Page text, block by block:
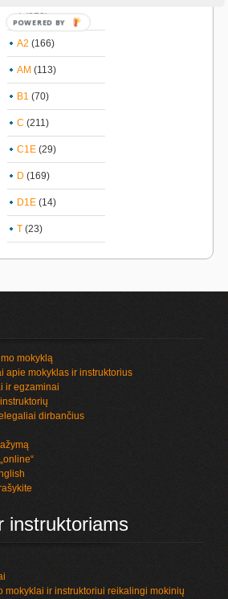
A (270)
A2 (166)
AM (113)
B1 (70)
C (211)
C1E (29)
D (169)
D1E (14)
T (23)
mokyklą
apie mokyklas ir instruktorius
ir egzaminai
dirbančius
instruktoriams
mokyklai ir instruktoriui reikalingi mokinių
POWERED BY